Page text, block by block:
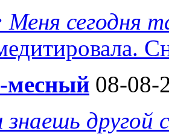
Меня сегодня
месный 08-08-
знаешь